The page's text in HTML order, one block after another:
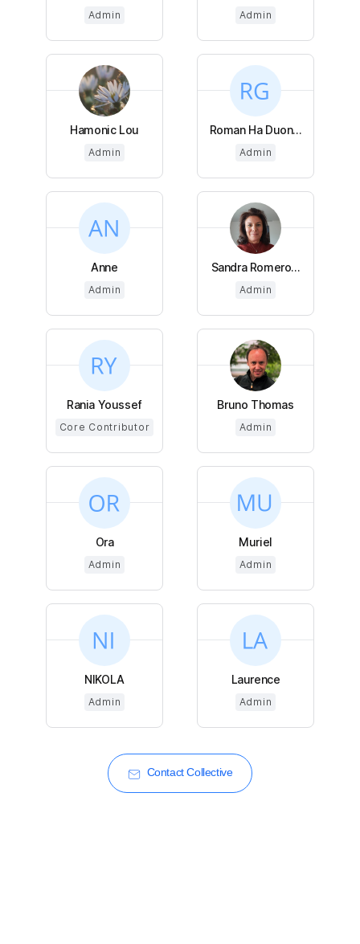
Admin Admin
Hamonic Lou
Admin
Roman Ha Duon...
Admin
Anne
Admin
Sandra Romero...
Admin
Rania Youssef
Core Contributor
Bruno Thomas
Admin
Ora
Admin
Muriel
Admin
NIKOLA
Admin
Laurence
Admin
Contact Collective